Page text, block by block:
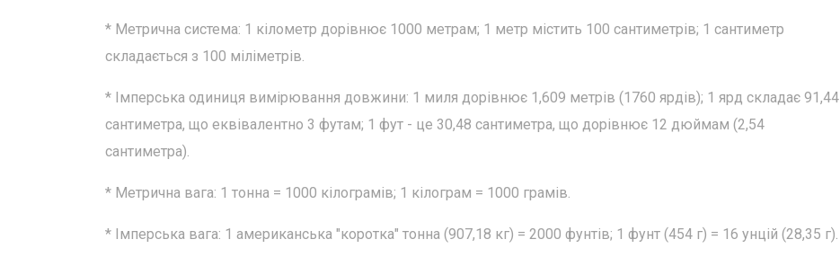
* Метрична система: 1 кілометр дорівнює 1000 метрам; 1 метр містить 100 сантиметрів; 1 сантиметр
складається з 100 міліметрів.
* Імперська одиниця вимірювання довжини: 1 миля дорівнює 1,609 метрів (1760 ярдів); 1 ярд складає 91,44
сантиметра, що еквівалентно 3 футам; 1 фут - це 30,48 сантиметра, що дорівнює 12 дюймам (2,54
сантиметра).
* Метрична вага: 1 тонна = 1000 кілограмів; 1 кілограм = 1000 грамів.
* Імперська вага: 1 американська "коротка" тонна (907,18 кг) = 2000 фунтів; 1 фунт (454 г) = 16 унцій (28,35 г).